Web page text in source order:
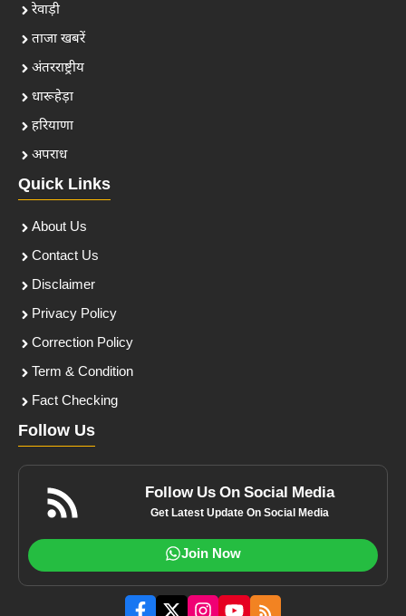
रेवाड़ी
ताजा खबरें
अंतरराष्ट्रीय
धारूहेड़ा
हरियाणा
अपराध
Quick Links
About Us
Contact Us
Disclaimer
Privacy Policy
Correction Policy
Term & Condition
Fact Checking
Follow Us
Follow Us On Social Media
Get Latest Update On Social Media
Join Now